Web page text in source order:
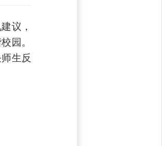
议，
园。
生反